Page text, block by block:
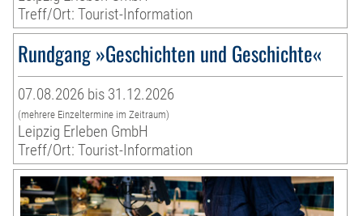
Treff/Ort: Tourist-Information
Rundgang »Geschichten und Geschichte«
07.08.2026 bis 31.12.2026
(mehrere Einzeltermine im Zeitraum)
Leipzig Erleben GmbH
Treff/Ort: Tourist-Information